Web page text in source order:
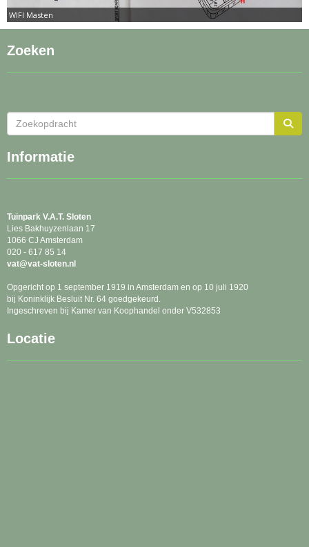
WIFI Masten
Zoeken
Informatie
Tuinpark V.A.T. Sloten
Lies Bakhuyzenlaan 17
1066 CJ Amsterdam
020 - 617 85 14
tav@vat-sloten.nl
Opgericht op 1 september 1919 in Amsterdam en op 10 juli 1920
bij Koninklijk Besluit Nr. 64 goedgekeurd.
Ingeschreven bij Kamer van Koophandel onder V532853
Locatie